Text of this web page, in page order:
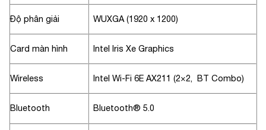
Độ phân giải WUXGA (1920 x 1200)
Card màn hình Intel Iris Xe Graphics
Wireless Intel Wi-Fi 6E AX211 (2×2, BT Combo)
Bluetooth Bluetooth® 5.0